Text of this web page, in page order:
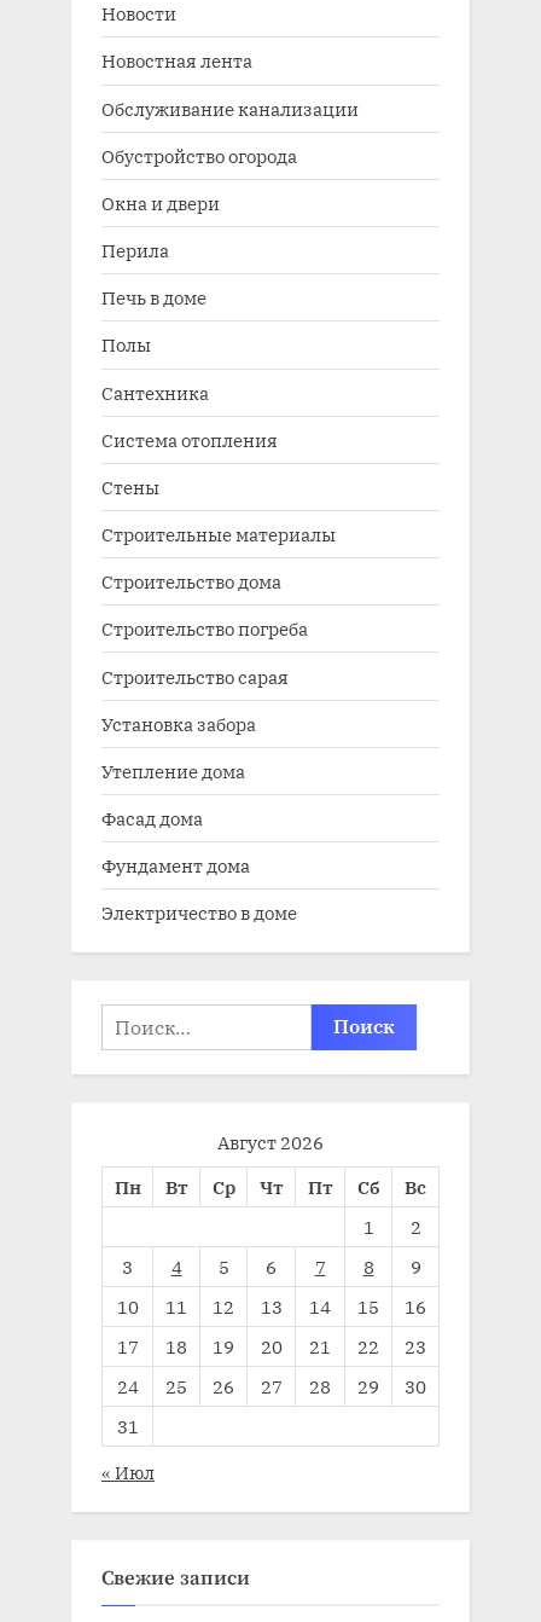
Новости
Новостная лента
Обслуживание канализации
Обустройство огорода
Окна и двери
Перила
Печь в доме
Полы
Сантехника
Система отопления
Стены
Строительные материалы
Строительство дома
Строительство погреба
Строительство сарая
Установка забора
Утепление дома
Фасад дома
Фундамент дома
Электричество в доме
Найти:
Август 2026
Пн
Вт Ср Чт Пт Сб
Вс
1
2
3
4 5 6 7 8
9
10
11 12 13 14 15
16
17
18 19 20 21 22
23
24
25 26 27 28 29
30
31
« Июл
Свежие записи